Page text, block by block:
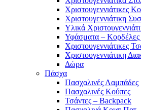
Χριστουγεννιάτικες
Χριστουγεννιάτικη
Υλικά
Υφάσματα – Κορδέλες
Χριστουγεννιάτικες
Χριστουγεννιάτικη
Δώρα
Πάσχα
Πασχαλινές Λαμπάδες
Πασχαλινές Κούπες
Τσάντες – Backpack